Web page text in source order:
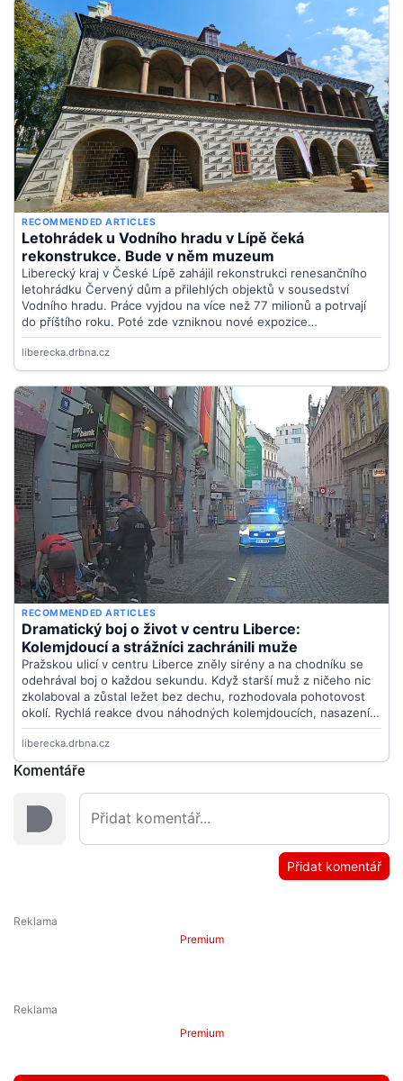
Komentáře
Přidat komentář
Premium
Premium